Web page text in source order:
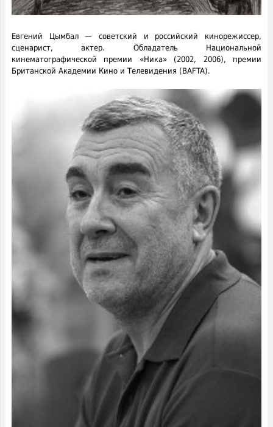
Евгений Цымбал — советский и российский кинорежиссер,
сценарист, актер. Обладатель Национальной
кинематографической премии «Ника» (2002, 2006), премии
Британской Академии Кино и Телевидения (BAFTA).